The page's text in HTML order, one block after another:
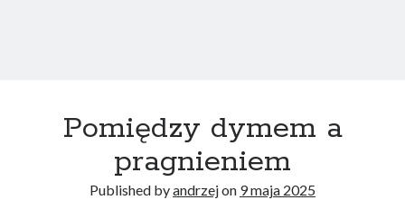
Pomiędzy dymem a
pragnieniem
Published byandrzejon 9 maja 2025